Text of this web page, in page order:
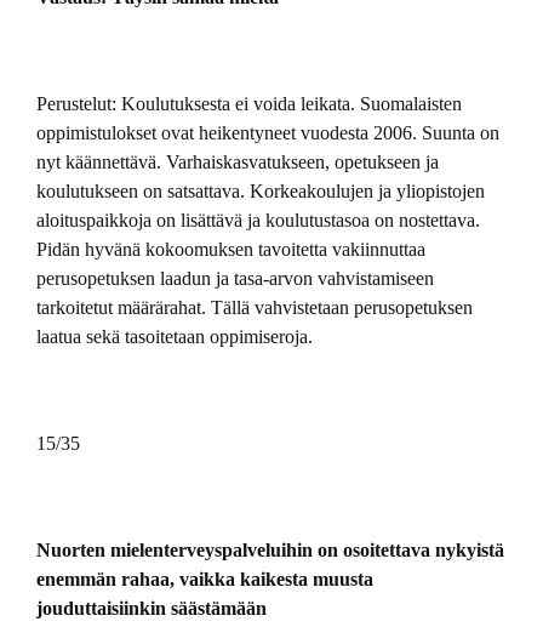
Perustelut: Koulutuksesta ei voida leikata. Suomalaisten
oppimistulokset ovat heikentyneet vuodesta 2006. Suunta on
nyt käännettävä. Varhaiskasvatukseen, opetukseen ja
koulutukseen on satsattava. Korkeakoulujen ja yliopistojen
aloituspaikkoja on lisättävä ja koulutustasoa on nostettava.
Pidän hyvänä kokoomuksen tavoitetta vakiinnuttaa
perusopetuksen laadun ja tasa-arvon vahvistamiseen
tarkoitetut määrärahat. Tällä vahvistetaan perusopetuksen
laatua sekä tasoitetaan oppimiseroja.
15/35
Nuorten mielenterveyspalveluihin on osoitettava nykyistä
enemmän rahaa, vaikka kaikesta muusta
jouduttaisiinkin säästämään